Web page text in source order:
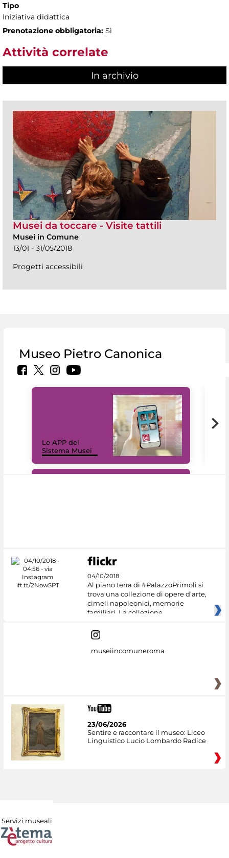
Tipo
Iniziativa didattica
Prenotazione obbligatoria: Sì
Attività correlate
In archivio
Musei da toccare - Visite tattili
Musei in Comune
13/01 - 31/05/2018
Progetti accessibili
Museo Pietro Canonica
Le APP del
Sistema Musei
04/10/2018
Al piano terra di #PalazzoPrimoli si
trova una collezione di opere d’arte,
cimeli napoleonici, memorie
familiari. La collezione
museiincomuneroma
23/06/2026
Sentire e raccontare il museo: Liceo
Linguistico Lucio Lombardo Radice
Servizi museali